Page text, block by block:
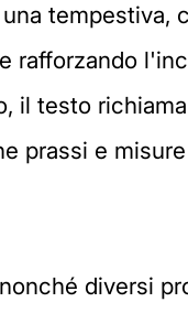
tempestiva,
rafforzando
il testo
prassi e
diversi